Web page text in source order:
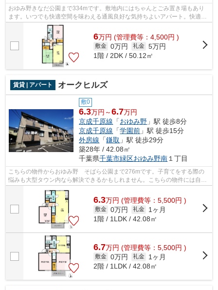
おゆみ野きなだ公園まで334mです。敷地内にはちゃんとごみ置き場もあり
ます。いつでも快適空間を味わえる通風良好な気持ちよいアパート。快適な
通信速度でパソコンが使用できる光回線...
6万円 (管理費等：4,500円 )
敷金 0万円 礼金 5万円
1階 / 2DK / 50.12㎡
賃貸 | アパート オークヒルズ
敷0
6.3万円～6.7万円
京成千原線 「おゆみ野 」駅 徒歩8分
京成千原線 「学園前 」駅 徒歩15分
外房線 「鎌取 」駅 徒歩29分
築28年 / 42.08㎡
千葉県千葉市緑区おゆみ野南 １丁目
こちらの物件からおゆみ野 そばら公園まで276mです。子育てをする際の
悩みも大型タウン内なら解決できるかもしれません。こちらの物件には自走
6.3万円 (管理費等：5,500円 )
敷金 0万円 礼金
1ヶ月
1階 / 1LDK / 42.08㎡
6.7万円 (管理費等：5,500円 )
敷金 0万円 礼金
1ヶ月
2階 / 1LDK / 42.08㎡